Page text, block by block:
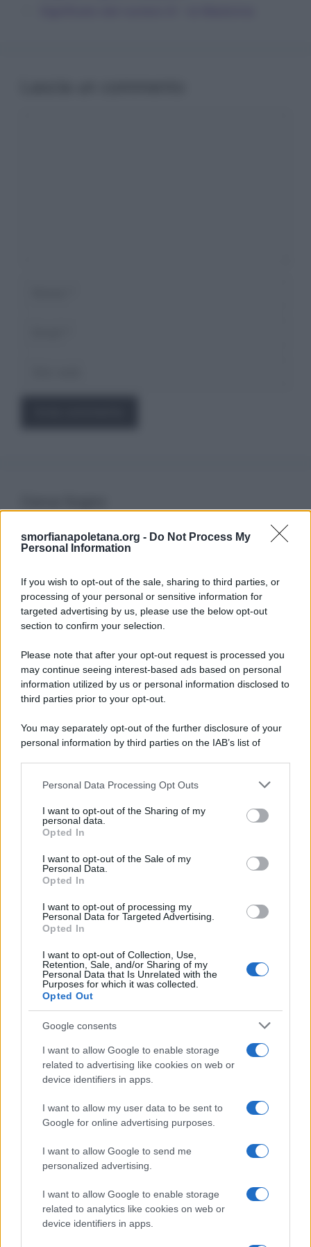
smorfianapoletana.org - Do Not Process My
Personal Information
If you wish to opt-out of the sale, sharing to third parties, or
processing of your personal or sensitive information for
targeted advertising by us, please use the below opt-out
section to confirm your selection.
Please note that after your opt-out request is processed you
may continue seeing interest-based ads based on personal
information utilized by us or personal information disclosed to
third parties prior to your opt-out.
You may separately opt-out of the further disclosure of your
personal information by third parties on the IAB’s list of
This information may also be disclosed by us to third parties
disclose it to other third parties.
Please note that this website/app uses one or more Google
services and may gather and store information including but
not limited to your visit or usage behaviour. You may click to
grant or deny consent to Google and its third-party tags to
consent section.
Personal Data Processing Opt Outs
I want to opt-out of the Sharing of my
personal data.
Opted In
I want to opt-out of the Sale of my
Personal Data.
Opted In
I want to opt-out of processing my
Personal Data for Targeted Advertising.
Opted In
I want to opt-out of Collection, Use,
Retention, Sale, and/or Sharing of my
Personal Data that Is Unrelated with the
Purposes for which it was collected.
Opted Out
Google consents
I want to allow Google to enable storage
related to advertising like cookies on web or
device identifiers in apps.
I want to allow my user data to be sent to
Google for online advertising purposes.
I want to allow Google to send me
personalized advertising.
I want to allow Google to enable storage
related to analytics like cookies on web or
device identifiers in apps.
Ricerca
LEGGI GRATIS IL NOSTRO EBOOK
Categorie
Dizionario dei Sogni – B
Dizionario dei Sogni – C
Dizionario dei Sogni – D
Dizionario dei Sogni – E
Dizionario dei Sogni – F
Dizionario dei Sogni – G
Dizionario dei Sogni – I
Dizionario dei Sogni – J
Dizionario dei Sogni – L
Dizionario dei Sogni – M
Dizionario dei Sogni – N
Dizionario dei Sogni – O
Dizionario dei Sogni – P
Dizionario dei Sogni – R
Dizionario dei Sogni – T
Dizionario dei Sogni – U
Dizionario dei Sogni – V